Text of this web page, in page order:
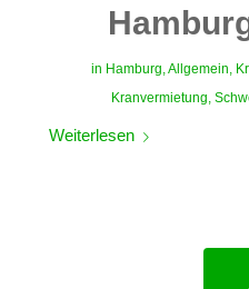
in Hamburg,Allgemein,
Kranvermietung,
Weiterlesen